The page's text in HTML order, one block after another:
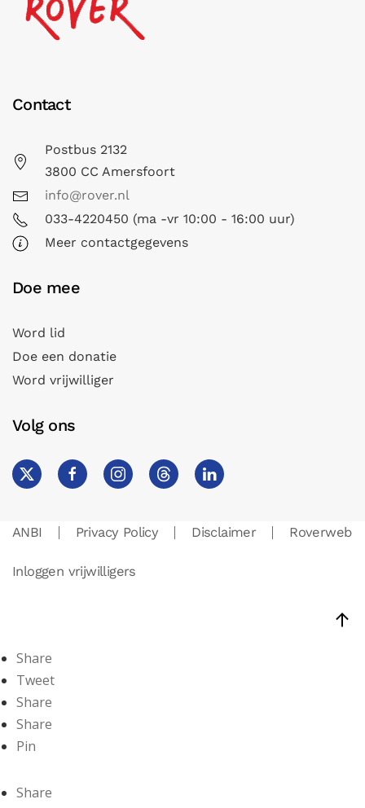
Contact
Postbus 2132
3800 CC Amersfoort
info@rover.nl
033-4220450 (ma -vr 10:00 - 16:00 uur)
Meer contactgegevens
Doe mee
Word lid
Doe een donatie
Word vrijwilliger
Volg ons
ANBI Privacy Policy Disclaimer Roverweb
Inloggen vrijwilligers
Share
Tweet
Share
Share
Pin
Share